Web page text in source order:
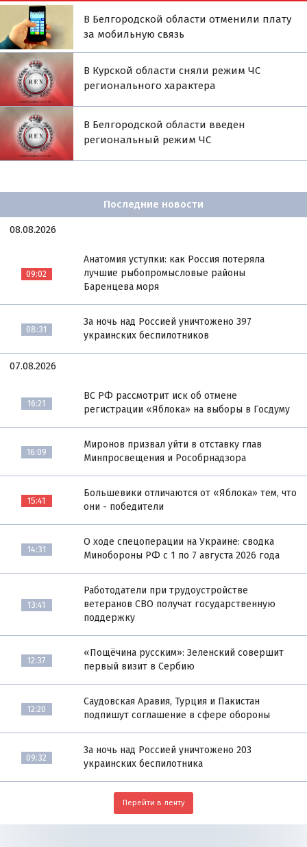
В Белгородской области отменили плату
за мобильную связь
В Курской области сняли режим ЧС
регионального характера
В Белгородской области введен
региональный режим ЧС
Последние новости
08.08.2026
09:02
Анатомия уступки: как Россия потеряла
лучшие рыбопромысловые районы
Баренцева моря
08:31
За ночь над Россией уничтожено 397
украинских беспилотников
07.08.2026
16:21
ВС РФ рассмотрит иск об отмене
регистрации «Яблока» на выборы в Госдуму
16:09
Миронов призвал уйти в отставку глав
Минпросвещения и Рособрнадзора
15:41
Большевики отличаются от «Яблока» тем, что
они - победители
14:31
О ходе спецоперации на Украине: сводка
Минобороны РФ с 1 по 7 августа 2026 года
13:41
Работодатели при трудоустройстве
ветеранов СВО получат государственную
поддержку
12:37
«Пощёчина русским»: Зеленский совершит
первый визит в Сербию
12:20
Саудовская Аравия, Турция и Пакистан
подпишут соглашение в сфере обороны
09:32
За ночь над Россией уничтожено 203
украинских беспилотника
Перейти в ленту